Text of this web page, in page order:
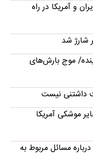
و آمریکا در راه
در ۷۲ ساعت آینده/ موج بارش‌های
داشتنی نیست
موشکی آمریکا
مسائل مربوط به